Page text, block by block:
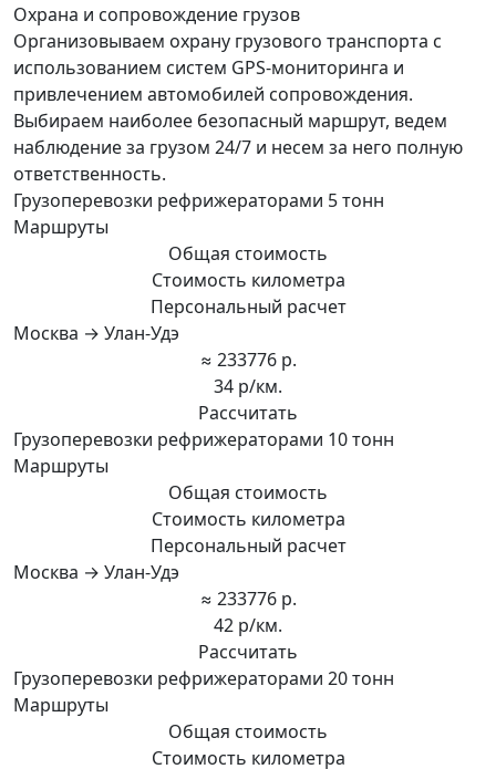
Охрана и сопровождение грузов
Организовываем охрану грузового транспорта с
использованием систем GPS-мониторинга и
привлечением автомобилей сопровождения.
Выбираем наиболее безопасный маршрут, ведем
наблюдение за грузом 24/7 и несем за него полную
ответственность.
Грузоперевозки рефрижераторами 5 тонн
Маршруты
Общая стоимость
Стоимость километра
Персональный расчет
Москва → Улан-Удэ
≈ 233776 р.
34 р/км.
Рассчитать
Грузоперевозки рефрижераторами 10 тонн
Маршруты
Общая стоимость
Стоимость километра
Персональный расчет
Москва → Улан-Удэ
≈ 233776 р.
42 р/км.
Рассчитать
Грузоперевозки рефрижераторами 20 тонн
Маршруты
Общая стоимость
Стоимость километра